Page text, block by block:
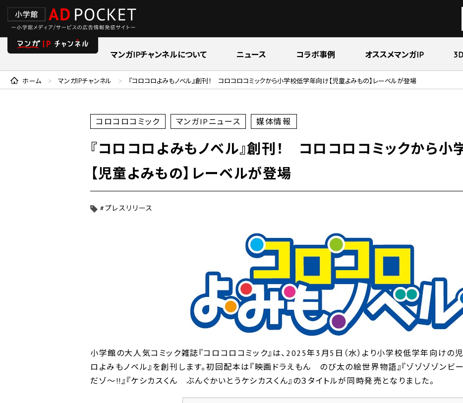
マンガIPチャンネルについて ニュース コラボ事例 オススメマンガIP
ホーム > マンガIPチャンネル > 『コロコロよみもノベル』創刊！ コロコロコミックから小学校低学年向け【児童よみもの】レーベルが登場
コロコロコミック マンガIPニュース 媒体情報
『コロコロよみもノベル』創刊！ コロコロコミックから小
【児童よみもの】レーベルが登場
#プレスリリース
小学館の大人気コミック雑誌『コロコロコミック』は、2025年3月5日（水）より小学校低学年向けの
ロよみもノベル』を創刊します。初回配本は『映画ドラえもん のび太の絵世界物語』『ゾゾゾゾン
だゾ～!!』『ケシカスくん ぶんぐかいとうケシカスくん』の３タイトルが同時発売となりました。